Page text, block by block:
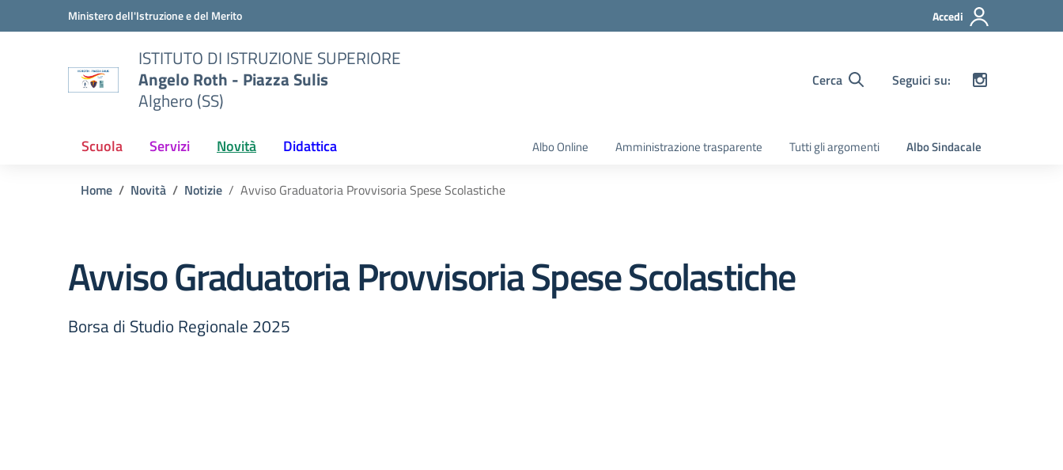
Vai ai contenuti
Vai al menu di navigazioneMinistero dell'Istruzione e del Merito Accedi
ISTITUTO DI ISTRUZIONE SUPERIORE
Angelo Roth - Piazza Sulis
Alghero (SS)
Cerca Seguici su:
Scuola Servizi Novità Didattica Albo Online Amministrazione trasparente Tutti gli argomenti Albo Sindacale
Home Novità Notizie Avviso Graduatoria Provvisoria Spese Scolastiche
Avviso Graduatoria Provvisoria Spese Scolastiche
Borsa di Studio Regionale 2025